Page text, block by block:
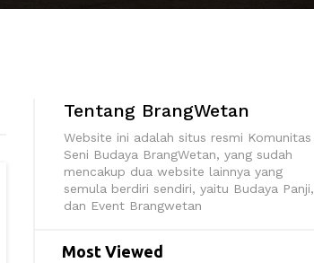
Tentang BrangWetan
Website ini adalah situs resmi Komunitas
Seni Budaya BrangWetan, yang sudah
mencakup dua website lainnya yang
semula berdiri sendiri, yaitu Budaya Panji,
dan Event Brangwetan
Most Viewed